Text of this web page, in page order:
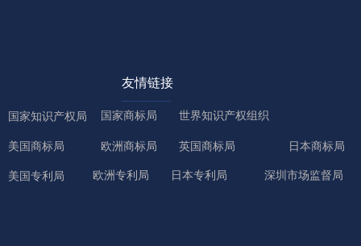
友情链接
国家知识产权局 国家商标局 世界知识产权组织
美国商标局 欧洲商标局 英国商标局 日本商标局
美国专利局 欧洲专利局 日本专利局 深圳市场监督局